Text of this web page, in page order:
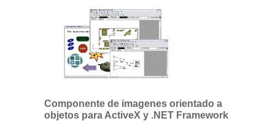
Componente de imagenes orientado a
objetos para ActiveX y .NET Framework